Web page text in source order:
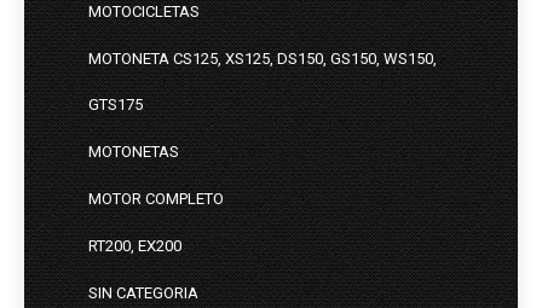
MOTOCICLETAS
MOTONETA CS125, XS125, DS150, GS150, WS150,
GTS175
MOTONETAS
MOTOR COMPLETO
RT200, EX200
SIN CATEGORIA